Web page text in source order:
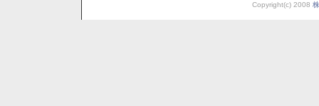
Copyright(c) 2008